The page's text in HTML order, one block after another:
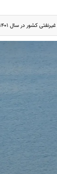
از ۵۳ میلیارد و ۱۶۶ میلیون دلار و رشد ۱۰ درصدی، رکورد جدیدی را در تاریخ کشور به جا گذاشت.